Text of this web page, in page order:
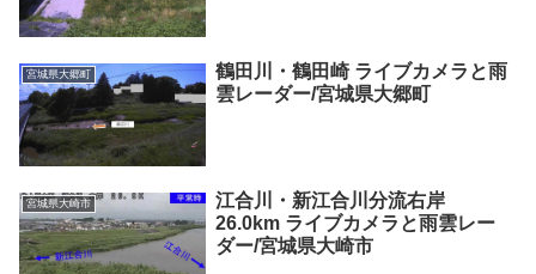
宮城県大郷町
鶴田川・鶴田崎 ライブカメラと雨
雲レーダー/宮城県大郷町
宮城県大崎市
江合川・新江合川分流右岸
26.0km ライブカメラと雨雲レー
ダー/宮城県大崎市